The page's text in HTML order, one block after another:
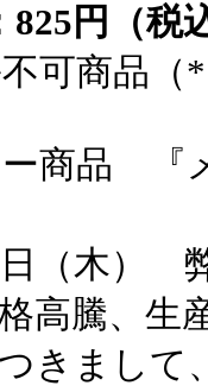
円（税
可商品（
商品 『
日（木）
高騰、生
きまして